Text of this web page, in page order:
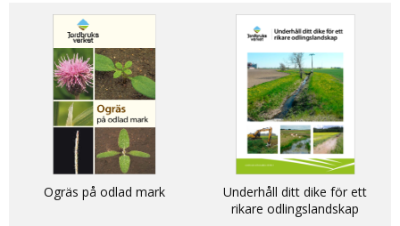
Ogräs på odlad mark
Underhåll ditt dike för ett
rikare odlingslandskap